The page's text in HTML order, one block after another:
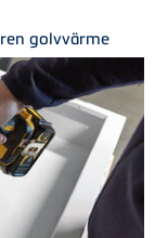
golvvärme